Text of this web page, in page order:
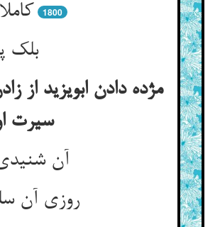
1800
بلک
مژده دادن ابویزید از
سیرت
آن
روزی آن